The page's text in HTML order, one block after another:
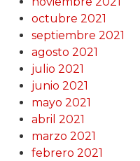
octubre 2021
septiembre 2021
agosto 2021
julio 2021
junio 2021
mayo 2021
abril 2021
marzo 2021
febrero 2021